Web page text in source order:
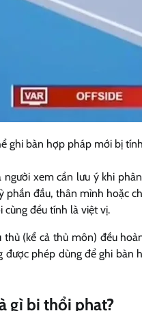
ghi bàn hợp pháp mới bị
xem cần lưu ý khi
đầu, thân mình hoặc
cùng đều tính là việt vị.
(kể cả thủ môn) đều
phép dùng để ghi
gì bị thổi phạt?